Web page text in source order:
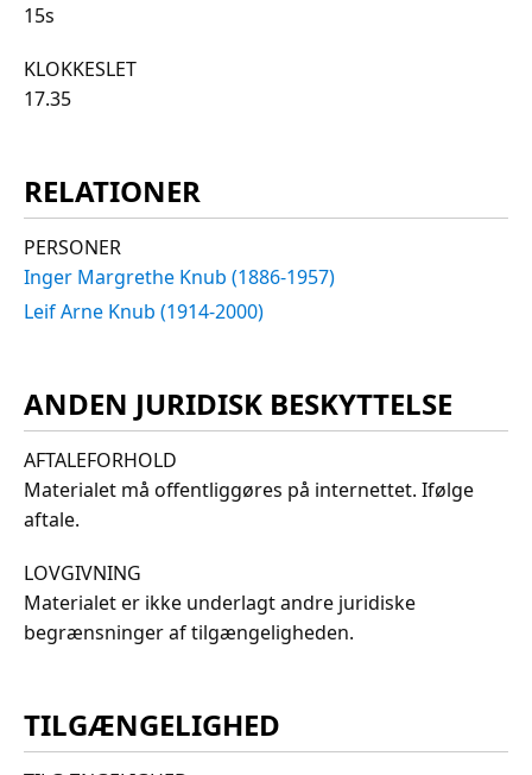
15s
KLOKKESLET
17.35
RELATIONER
PERSONER
Inger Margrethe Knub (1886-1957)
Leif Arne Knub (1914-2000)
ANDEN JURIDISK BESKYTTELSE
AFTALEFORHOLD
Materialet må offentliggøres på internettet. Ifølge
aftale.
LOVGIVNING
Materialet er ikke underlagt andre juridiske
begrænsninger af tilgængeligheden.
TILGÆNGELIGHED